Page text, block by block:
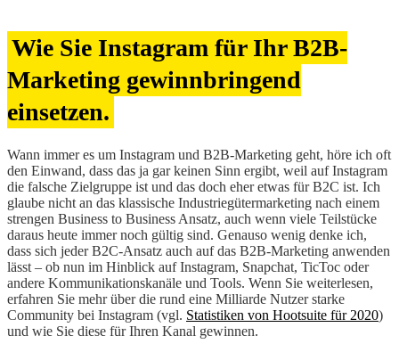
Wie Sie Instagram für Ihr B2B-
Marketing gewinnbringend
einsetzen.
Wann immer es um Instagram und B2B-Marketing geht, höre ich oft
den Einwand, dass das ja gar keinen Sinn ergibt, weil auf Instagram
die falsche Zielgruppe ist und das doch eher etwas für B2C ist. Ich
glaube nicht an das klassische Industriegütermarketing nach einem
strengen Business to Business Ansatz, auch wenn viele Teilstücke
daraus heute immer noch gültig sind. Genauso wenig denke ich,
dass sich jeder B2C-Ansatz auch auf das B2B-Marketing anwenden
lässt – ob nun im Hinblick auf Instagram, Snapchat, TicToc oder
andere Kommunikationskanäle und Tools. Wenn Sie weiterlesen,
erfahren Sie mehr über die rund eine Milliarde Nutzer starke
Community bei Instagram (vgl. Statistiken von Hootsuite für 2020)
und wie Sie diese für Ihren Kanal gewinnen.